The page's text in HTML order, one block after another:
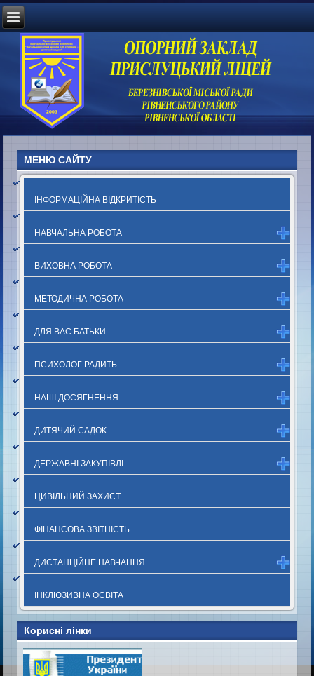
МЕНЮ САЙТУ
ІНФОРМАЦІЙНА ВІДКРИТІСТЬ
НАВЧАЛЬНА РОБОТА
ВИХОВНА РОБОТА
МЕТОДИЧНА РОБОТА
ДЛЯ ВАС БАТЬКИ
ПСИХОЛОГ РАДИТЬ
НАШІ ДОСЯГНЕННЯ
ДИТЯЧИЙ САДОК
ДЕРЖАВНІ ЗАКУПІВЛІ
ЦИВІЛЬНИЙ ЗАХИСТ
ФІНАНСОВА ЗВІТНІСТЬ
ДИСТАНЦІЙНЕ НАВЧАННЯ
ІНКЛЮЗИВНА ОСВІТА
Корисні лінки